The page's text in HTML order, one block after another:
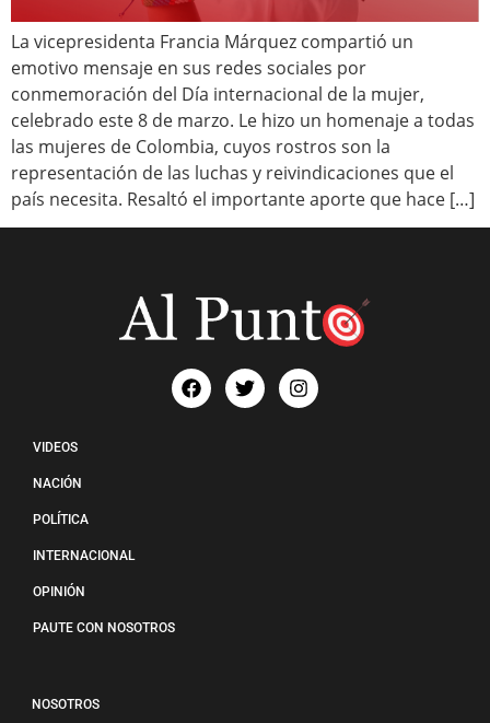
La vicepresidenta Francia Márquez compartió un
emotivo mensaje en sus redes sociales por
conmemoración del Día internacional de la mujer,
celebrado este 8 de marzo. Le hizo un homenaje a todas
las mujeres de Colombia, cuyos rostros son la
representación de las luchas y reivindicaciones que el
país necesita. Resaltó el importante aporte que hace […]
VIDEOS
NACIÓN
POLÍTICA
INTERNACIONAL
OPINIÓN
PAUTE CON NOSOTROS
NOSOTROS